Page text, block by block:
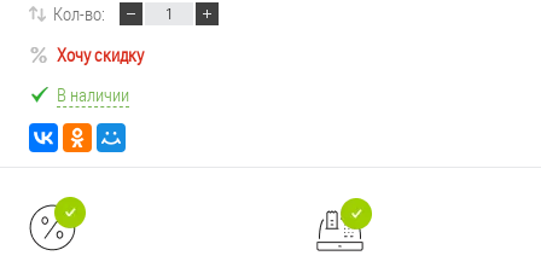
Кол-во:
Хочу скидку
В наличии